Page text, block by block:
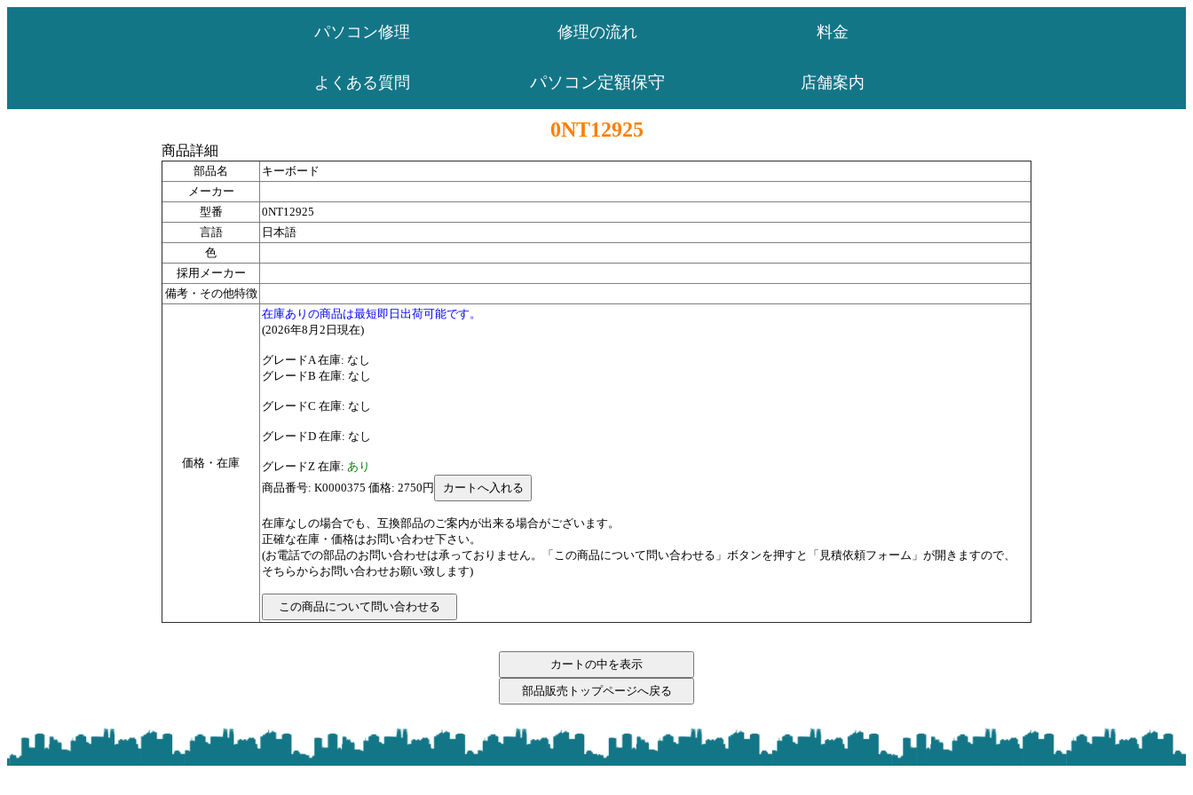
パソコン修理 修理の流れ 料金
よくある質問 パソコン定額保守 店舗案内
0NT12925
商品詳細
部品名
キーボード
メーカー
型番
0NT12925
言語
日本語
色
採用メーカー
備考・その他特徴
価格・在庫
在庫ありの商品は最短即日出荷可能です。
(2026年8月2日現在)
グレードA 在庫: なし
グレードB 在庫: なし
グレードC 在庫: なし
グレードD 在庫: なし
グレードZ 在庫: あり
商品番号: K0000375 価格: 2750円
在庫なしの場合でも、互換部品のご案内が出来る場合がございます。
正確な在庫・価格はお問い合わせ下さい。
(お電話での部品のお問い合わせは承っておりません。「この商品について問い合わせる」ボタンを押すと「見積依頼フォーム」が開きますので、
そちらからお問い合わせお願い致します)